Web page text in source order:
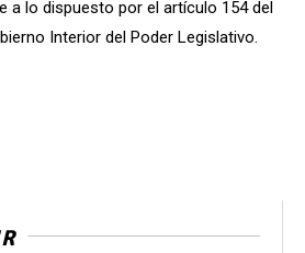
a lo dispuesto por el artículo 154 del
Interior del Poder Legislativo.